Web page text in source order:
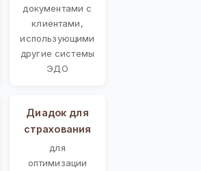
документами с
клиентами,
использующими
другие системы
ЭДО
Диадок для
страхования
для
оптимизации